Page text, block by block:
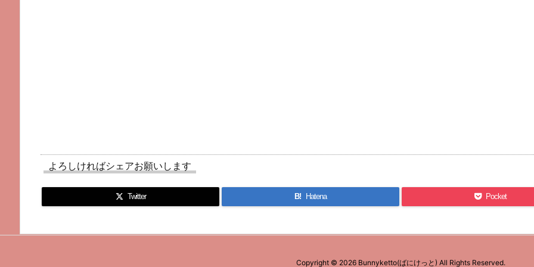
よろしければシェアお願いします
Twitter B! Hatena Pocket
Copyright © 2026 Bunnyketto(ばにけっと) All Rights Reserved.